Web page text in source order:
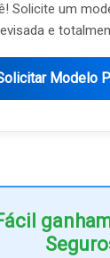
Solicite um
e
Modelo